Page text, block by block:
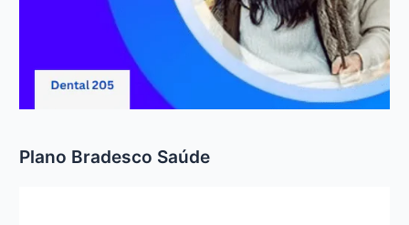
Plano Bradesco Saúde